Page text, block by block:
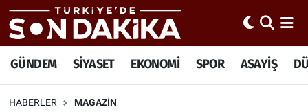
GÜNDEM SİYASET EKONOMİ SPOR ASAYİŞ
HABERLER MAGAZİN
Trafik Durumu